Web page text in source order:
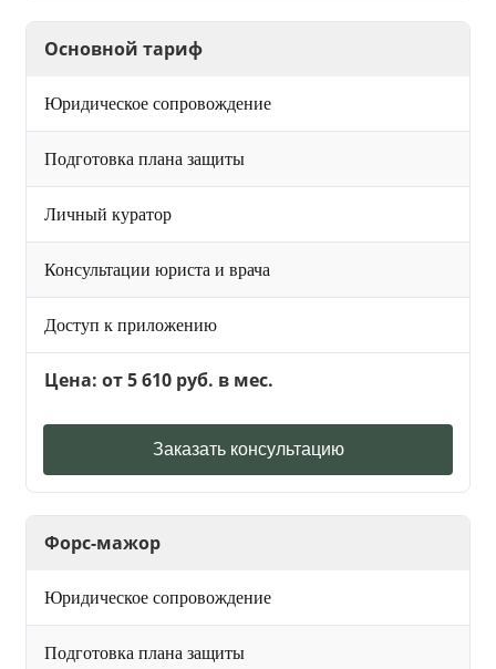
Основной тариф
Юридическое сопровождение
Подготовка плана защиты
Личный куратор
Консультации юриста и врача
Доступ к приложению
Цена: от 5 610 руб. в мес.
Заказать консультацию
Форс-мажор
Юридическое сопровождение
Подготовка плана защиты